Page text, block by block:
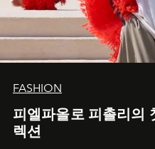
FASHION
피엘파올로 피촐리의
렉션